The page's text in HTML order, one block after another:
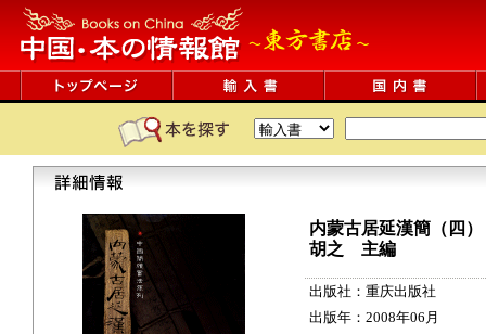
内蒙古居延漢簡（四
胡之 主編
出版社：重庆出版社
出版年：2008年06月